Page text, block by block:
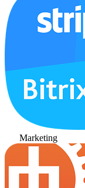
Marketing